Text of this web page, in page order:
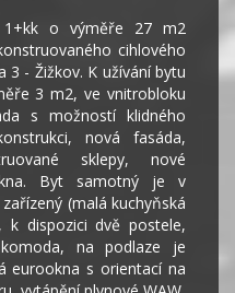
o výměře 27 m2
cihlového
3 - Žižkov. K užívání bytu
3 m2, ve vnitrobloku
s možností klidného
nová fasáda,
sklepy, nové
Byt samotný je v
(malá kuchyňská
k dispozici dvě postele,
na podlaze je
eurookna s orientací na